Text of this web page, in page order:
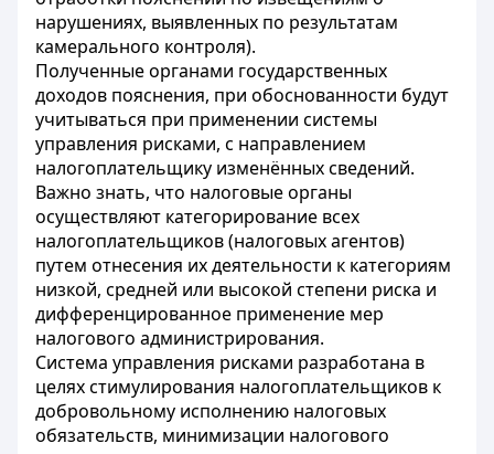
нарушениях, выявленных по результатам
камерального контроля).
Полученные органами государственных
доходов пояснения, при обоснованности будут
учитываться при применении системы
управления рисками, с направлением
налогоплательщику изменённых сведений.
Важно знать, что налоговые органы
осуществляют категорирование всех
налогоплательщиков (налоговых агентов)
путем отнесения их деятельности к категориям
низкой, средней или высокой степени риска и
дифференцированное применение мер
налогового администрирования.
Система управления рисками разработана в
целях стимулирования налогоплательщиков к
добровольному исполнению налоговых
обязательств, минимизации налогового